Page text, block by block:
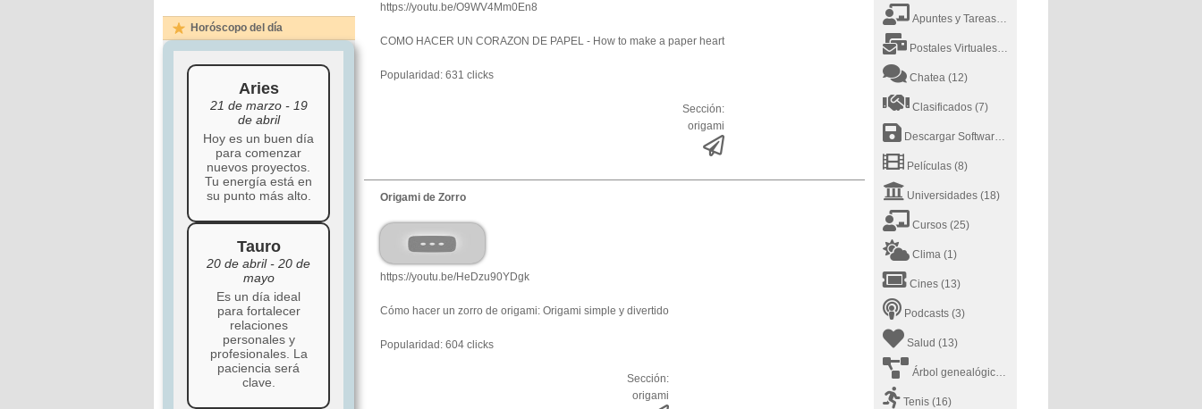
Apuntes y Tareas(38)
Postales Virtuales(9)
Chatea (12)
Clasificados (7)
Descargar Software (8)
Películas (8)
Universidades (18)
Cursos (25)
Clima (1)
Cines (13)
Podcasts (3)
Salud (13)
Árbol genealógico (1)
Tenis (16)
https://youtu.be/O9WV4Mm0En8
COMO HACER UN CORAZON DE PAPEL - How to make a paper heart
Popularidad: 631 clicks
Sección:
origami
Origami de Zorro
https://youtu.be/HeDzu90YDgk
Cómo hacer un zorro de origami: Origami simple y divertido
Popularidad: 604 clicks
Sección:
origami
Horóscopo del día
Aries
21 de marzo - 19
de abril
Hoy es un buen día
para comenzar
nuevos proyectos.
Tu energía está en
su punto más alto.
Tauro
20 de abril - 20 de
mayo
Es un día ideal
para fortalecer
relaciones
personales y
profesionales. La
paciencia será
clave.